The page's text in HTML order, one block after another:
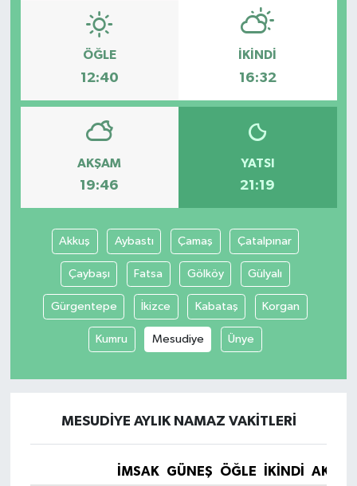
ÖĞLE
12:40
İKINDI
16:32
AKŞAM
19:46
YATSI
21:19
Akkuş Aybastı Çamaş Çatalpınar
Çaybaşı Fatsa Gölköy Gülyalı
Gürgentepe İkizce Kabataş Korgan
Kumru Mesudiye Ünye
MESUDIYE AYLIK NAMAZ VAKITLERI
İMSAK GÜNEŞ ÖĞLE İKINDI